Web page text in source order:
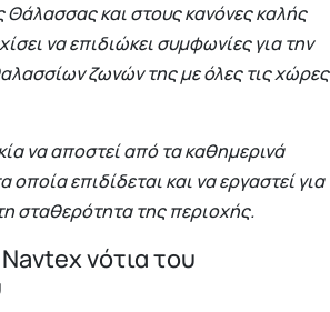
Θάλασσας και στους κανόνες καλής
να επιδιώκει συμφωνίες για την
ζωνών της με όλες τις χώρες
να αποστεί από τα καθημερινά
επιδίδεται και να εργαστεί για
σταθερότητα της περιοχής.
νότια του